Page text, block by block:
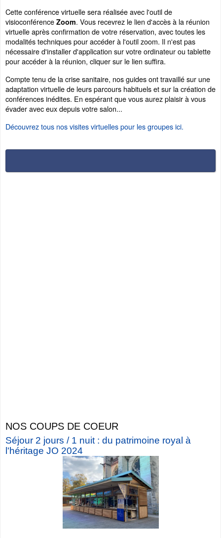
Cette conférence virtuelle sera réalisée avec l'outil de
visioconférence Zoom. Vous recevrez le lien d'accès à la réunion
virtuelle après confirmation de votre réservation, avec toutes les
modalités techniques pour accéder à l'outil zoom. Il n'est pas
nécessaire d'installer d'application sur votre ordinateur ou tablette
pour accéder à la réunion, cliquer sur le lien suffira.
Compte tenu de la crise sanitaire, nos guides ont travaillé sur une
adaptation virtuelle de leurs parcours habituels et sur la création de
conférences inédites. En espérant que vous aurez plaisir à vous
évader avec eux depuis votre salon...
Découvrez tous nos visites virtuelles pour les groupes ici.
NOS COUPS DE COEUR
Séjour 2 jours / 1 nuit : du patrimoine royal à
l'héritage JO 2024